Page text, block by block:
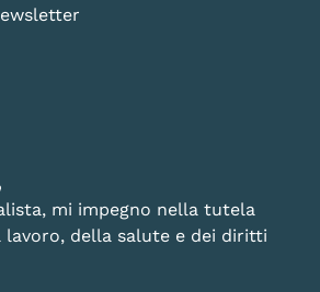
mi impegno nella tutela
lavoro, della salute e dei diritti